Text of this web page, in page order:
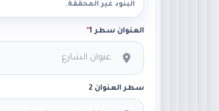
البنود غير المحققة.
العنوان سطر 1 *
سطر العنوان 2